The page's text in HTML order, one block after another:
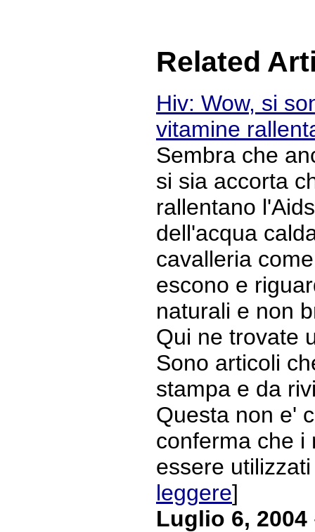
Related
Hiv: Wow, si
vitamine
Sembra che
si sia accorta
rallentano
dell'acqua
cavalleria
escono e
naturali e non
Qui ne trovate
Sono articoli
stampa e da
Questa non e'
conferma che i
essere
leggere]
Luglio 6, 2004